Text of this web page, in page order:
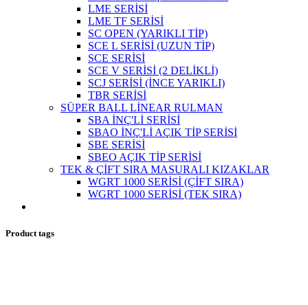
LME SERİSİ
LME TF SERİSİ
SC OPEN (YARIKLI TİP)
SCE L SERİSİ (UZUN TİP)
SCE SERİSİ
SCE V SERİSİ (2 DELİKLİ)
SCJ SERİSİ (İNCE YARIKLI)
TBR SERİSİ
SÜPER BALL LİNEAR RULMAN
SBA İNÇ'Lİ SERİSİ
SBAO İNÇ'Lİ AÇIK TİP SERİSİ
SBE SERİSİ
SBEO AÇIK TİP SERİSİ
TEK & ÇİFT SIRA MASURALI KIZAKLAR
WGRT 1000 SERİSİ (ÇİFT SIRA)
WGRT 1000 SERİSİ (TEK SIRA)
Product tags